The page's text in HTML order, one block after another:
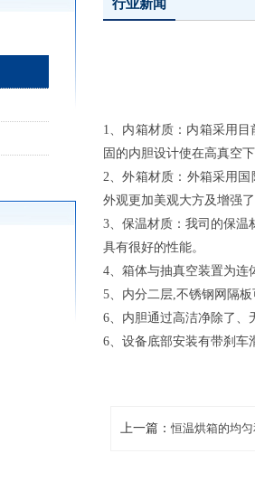
行业新闻
1、内箱材质：内箱采用目
固的内胆设计使在高真空
2、外箱材质：外箱采用
外观更加美观大方及增强
3、保温材质：我司的保温
具有很好的性能。
4、箱体与抽真空装置为连
5、内分二层,不锈钢网隔
6、内胆通过高洁净除了、
6、设备底部安装有带刹车
上一篇：恒温烘箱的均